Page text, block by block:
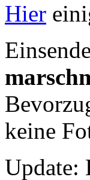
Hier
keine
Update: